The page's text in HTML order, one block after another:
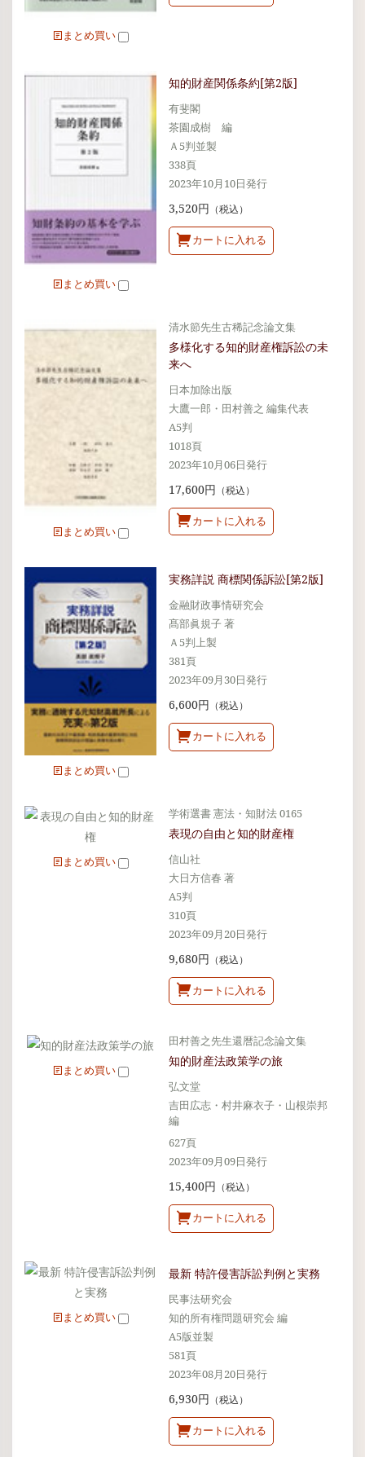
まとめ買い
まとめ買い
知的財産関係条約[第2版]
有斐閣
茶園成樹 編
Ａ5判並製
338頁
2023年10月10日発行
3,520円 （税込）
カートに入れる
まとめ買い
清水節先生古稀記念論文集
多様化する知的財産権訴訟の未
来へ
日本加除出版
大鷹一郎・田村善之 編集代表
A5判
1018頁
2023年10月06日発行
17,600円 （税込）
カートに入れる
まとめ買い
実務詳説 商標関係訴訟[第2版]
金融財政事情研究会
髙部眞規子 著
Ａ5判上製
381頁
2023年09月30日発行
6,600円 （税込）
カートに入れる
まとめ買い
学術選書 憲法・知財法 0165
表現の自由と知的財産権
信山社
大日方信春 著
A5判
310頁
2023年09月20日発行
9,680円 （税込）
カートに入れる
まとめ買い
田村善之先生還暦記念論文集
知的財産法政策学の旅
弘文堂
吉田広志・村井麻衣子・山根崇邦
編
627頁
2023年09月09日発行
15,400円 （税込）
カートに入れる
まとめ買い
最新 特許侵害訴訟判例と実務
民事法研究会
知的所有権問題研究会 編
A5版並製
581頁
2023年08月20日発行
6,930円 （税込）
カートに入れる